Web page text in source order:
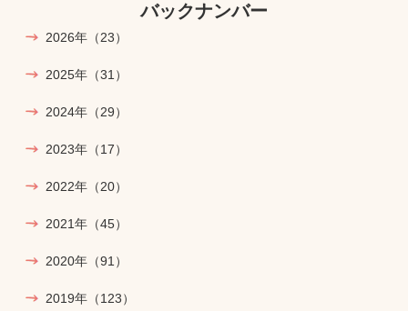
バックナンバー
2026年 （23）
2025年 （31）
2024年 （29）
2023年 （17）
2022年 （20）
2021年 （45）
2020年 （91）
2019年 （123）